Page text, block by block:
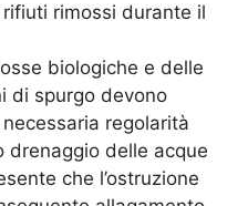
rimossi durante il
biologiche e delle
di spurgo devono
regolarità
drenaggio delle acque
che l’ostruzione